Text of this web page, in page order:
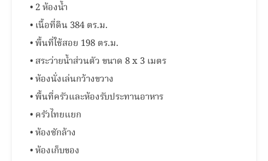
• 2 ห้องน้ำ
• เนื้อที่ดิน 384 ตร.ม.
• พื้นที่ใช้สอย 198 ตร.ม.
• สระว่ายน้ำส่วนตัว ขนาด 8 x 3 เมตร
• ห้องนั่งเล่นกว้างขวาง
• พื้นที่ครัวและห้องรับประทานอาหาร
• ครัวไทยแยก
• ห้องซักล้าง
• ห้องเก็บของ